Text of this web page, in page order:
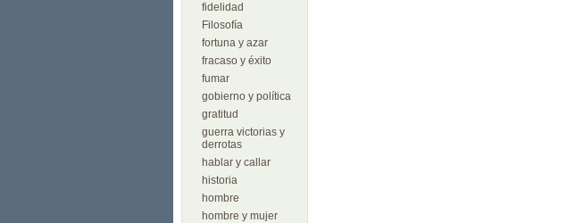
fidelidad
Filosofía
fortuna y azar
fracaso y éxito
fumar
gobierno y política
gratitud
guerra victorias y
derrotas
hablar y callar
historia
hombre
hombre y mujer